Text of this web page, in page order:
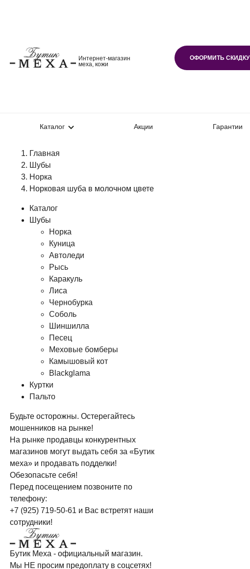
Интернет-магазин
меха, кожи
ОФОРМИТЬ СКИДКУ
Каталог Акции Гарантии
Главная
Шубы
Норка
Норковая шуба в молочном цвете
Каталог
Шубы
Норка
Куница
Автоледи
Рысь
Каракуль
Лиса
Чернобурка
Соболь
Шиншилла
Песец
Меховые бомберы
Камышовый кот
Blackglama
Куртки
Пальто
Будьте осторожны. Остерегайтесь
мошенников на рынке!
На рынке продавцы конкурентных
магазинов могут выдать себя за «Бутик
меха» и продавать подделки!
Обезопасьте себя!
Перед посещением позвоните по
телефону:
+7 (925) 719-50-61 и Вас встретят наши
сотрудники!
Бутик Меха - официальный магазин.
Мы НЕ просим предоплату в соцсетях!